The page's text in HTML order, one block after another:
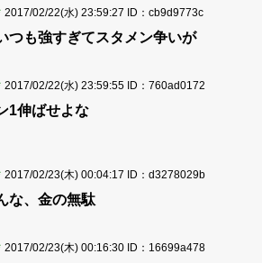
2017/02/22(水) 23:59:27 ID：cb9d9773c
つも強すぎてスタメン争いが
2017/02/22(水) 23:59:55 ID：760ad0172
1伸ばせよな
2017/02/23(木) 00:04:17 ID：d3278029b
な、金の無駄
2017/02/23(木) 00:16:30 ID：16699a478